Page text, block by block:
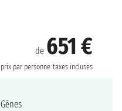
de 651 €
prix par personne taxes incluses
Gênes